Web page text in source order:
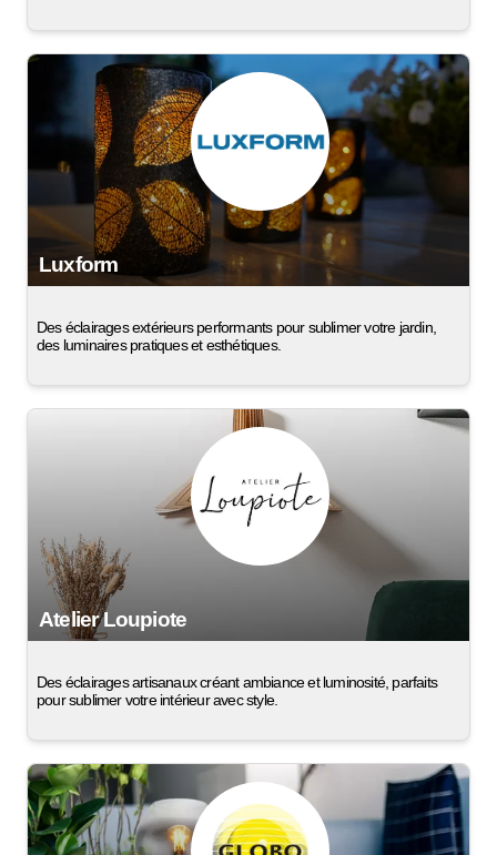
Luxform
Des éclairages extérieurs performants pour sublimer votre jardin,
des luminaires pratiques et esthétiques.
Atelier Loupiote
Des éclairages artisanaux créant ambiance et luminosité, parfaits
pour sublimer votre intérieur avec style.